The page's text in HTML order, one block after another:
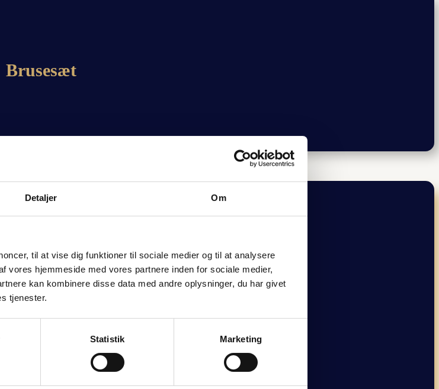
Detaljer Om
til at vise dig funktioner til sociale medier og til at analysere
vores hjemmeside med vores partnere inden for sociale medier,
kan kombinere disse data med andre oplysninger, du har givet
tjenester.
Statistik Marketing
Brusesæt